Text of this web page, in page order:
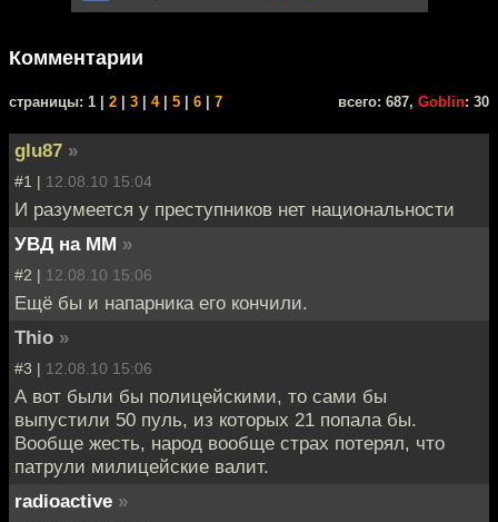
Комментарии
cтраницы: 1 | 2 3 4| 5 6 7 всего: 687, Goblin: 30
glu87 »
#1 | 12.08.10 15:04
И разумеется у преступников нет национальности
УВД на ММ »
#2 | 12.08.10 15:06
Ещё бы и напарника его кончили.
Thio »
#3 | 12.08.10 15:06
А вот были бы полицейскими, то сами бы
выпустили 50 пуль, из которых 21 попала бы.
Вообще жесть, народ вообще страх потерял, что
патрули милицейские валит.
radioactive »